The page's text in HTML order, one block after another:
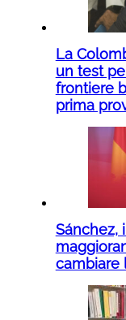
La
un test
frontiere
prima
Sánchez,
cambiare